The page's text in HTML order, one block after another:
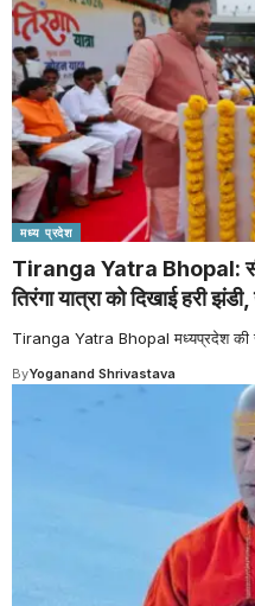
मध्य प्रदेश
Tiranga Yatra Bhopal:
तिरंगा यात्रा को दिखाई हरी
Tiranga Yatra Bhopal मध्यप्रदेश की
ByYoganand Shrivastava